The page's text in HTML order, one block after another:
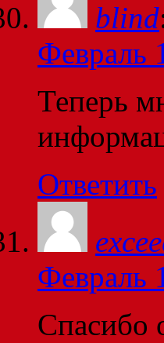
blind
Февраль
Теперь
Ответить
Февраль
Спасибо